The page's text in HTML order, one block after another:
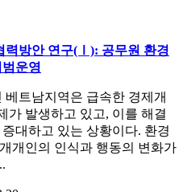
력방안 연구(Ⅰ): 공무원 환경
운영
트남지역은 급속한 경제개
가 발생하고 있고, 이를 해결
대하고 있는 상황이다. 환경
개인의 인식과 행동의 변화가